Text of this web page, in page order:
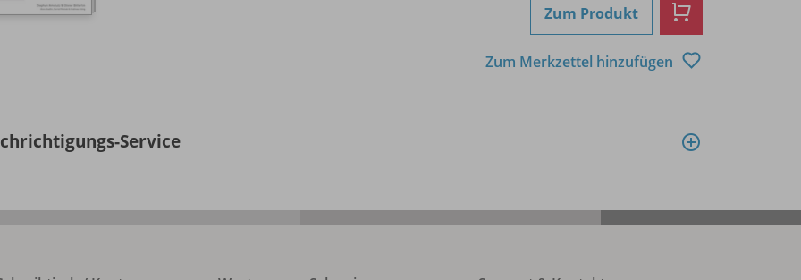
Zum Produkt
Zum Merkzettel hinzufügen
Service